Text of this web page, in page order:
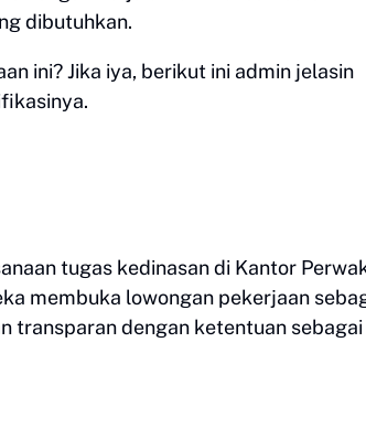
dibutuhkan.
ini? Jika iya, berikut ini admin jelasin
tugas kedinasan di Kantor
membuka lowongan pekerjaan
transparan dengan ketentuan sebagai